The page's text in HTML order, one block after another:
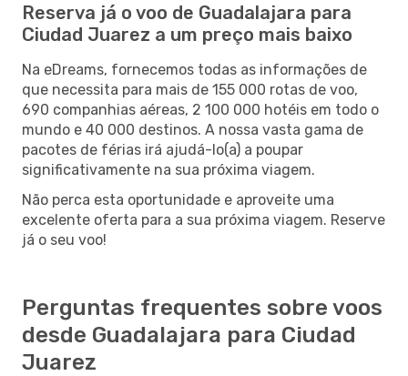
Reserva já o voo de Guadalajara para
Ciudad Juarez a um preço mais baixo
Na eDreams, fornecemos todas as informações de
que necessita para mais de 155 000 rotas de voo,
690 companhias aéreas, 2 100 000 hotéis em todo o
mundo e 40 000 destinos. A nossa vasta gama de
pacotes de férias irá ajudá-lo(a) a poupar
significativamente na sua próxima viagem.
Não perca esta oportunidade e aproveite uma
excelente oferta para a sua próxima viagem. Reserve
já o seu voo!
Perguntas frequentes sobre voos
desde Guadalajara para Ciudad
Juarez